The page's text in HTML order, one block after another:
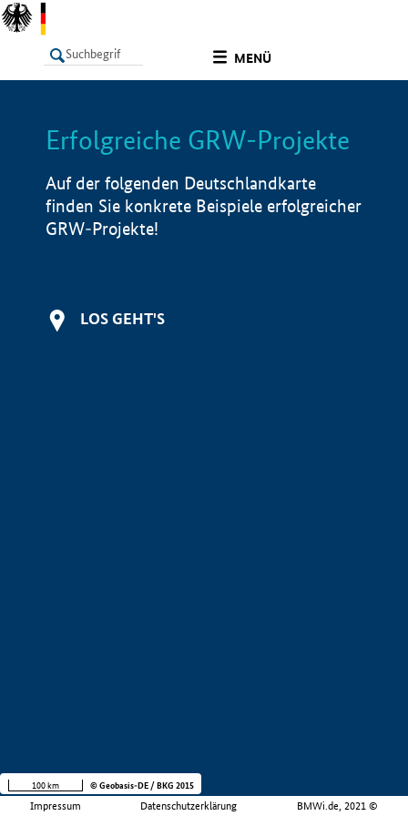
MENÜ
LISTE Info
Erfolgreiche GRW-Projekte
Auf der folgenden Deutschlandkarte
finden Sie konkrete Beispiele erfolgreicher
GRW-Projekte!
LOS GEHT'S
Impressum Datenschutzerklärung BMWi.de, 2021 ©
100 km © Geobasis-DE / BKG 2015